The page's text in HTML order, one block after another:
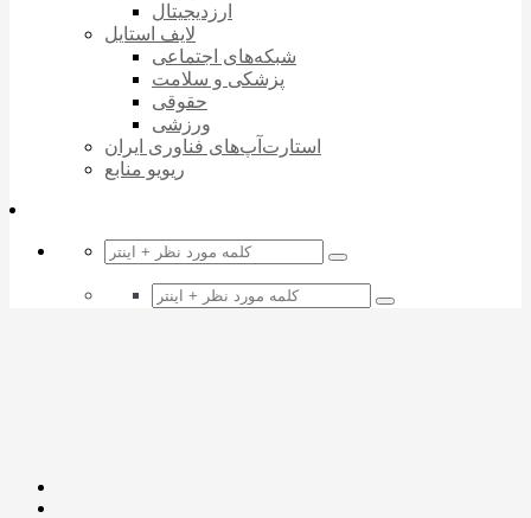
ارزدیجیتال
لایف استایل
شبکه‌های اجتماعی
پزشکی و سلامت
حقوقی
ورزشی
استارت‌آپ‌های فناوری ایران
ریویو منابع